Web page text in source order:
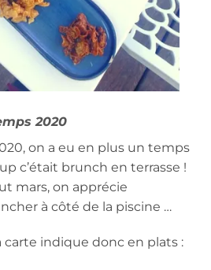
2020
on a eu en plus un temps
c’était brunch en terrasse !
mars, on apprécie
à côté de la piscine …
carte indique donc en plats :